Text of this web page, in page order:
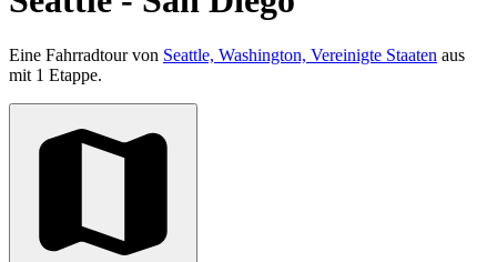
Eine Fahrradtour von Seattle, Washington, Vereinigte Staaten aus
mit 1 Etappe.